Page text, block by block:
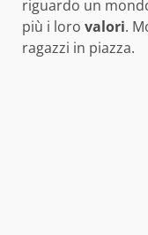
riguardo un
più i loro valori.
ragazzi in piazza.